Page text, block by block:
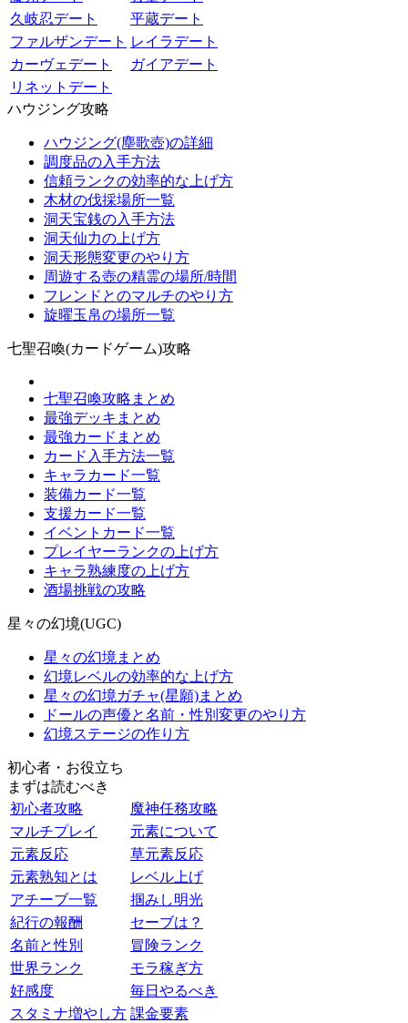
久岐忍デート
平蔵デート
ファルザンデート レイラデート
カーヴェデート
ガイアデート
リネットデート
ハウジング攻略
ハウジング(塵歌壺)の詳細
調度品の入手方法
信頼ランクの効率的な上げ方
木材の伐採場所一覧
洞天宝銭の入手方法
洞天仙力の上げ方
洞天形態変更のやり方
周遊する壺の精霊の場所/時間
フレンドとのマルチのやり方
旋曜玉帛の場所一覧
七聖召喚(カードゲーム)攻略
七聖召喚攻略まとめ
最強デッキまとめ
最強カードまとめ
カード入手方法一覧
キャラカード一覧
装備カード一覧
支援カード一覧
イベントカード一覧
プレイヤーランクの上げ方
キャラ熟練度の上げ方
酒場挑戦の攻略
星々の幻境(UGC)
星々の幻境まとめ
幻境レベルの効率的な上げ方
星々の幻境ガチャ(星願)まとめ
ドールの声優と名前・性別変更のやり方
幻境ステージの作り方
初心者・お役立ち
まずは読むべき
初心者攻略
魔神任務攻略
マルチプレイ
元素について
元素反応
草元素反応
元素熟知とは
レベル上げ
アチーブ一覧
掴みし明光
紀行の報酬
セーブは？
名前と性別
冒険ランク
世界ランク
モラ稼ぎ方
好感度
毎日やるべき
スタミナ増やし方 課金要素